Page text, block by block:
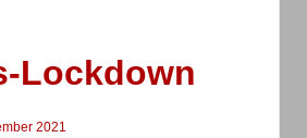
Lockdown
2021